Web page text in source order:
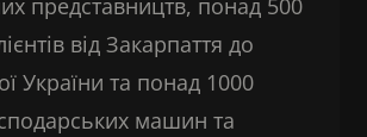
представництв, понад 500
від Закарпаття до
України та понад 1000
машин та